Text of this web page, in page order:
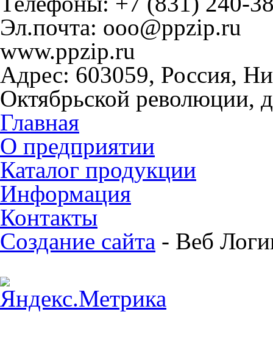
Эл.почта: ooo@ppzip.ru
www.ppzip.ru
Адрес: 603059, Россия,
Октябрьской революции,
Главная
О предприятии
Каталог продукции
Информация
Контакты
Создание сайта - Веб